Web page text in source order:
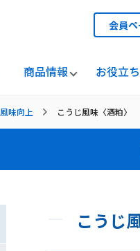
会員
商品情報 お役立
風味向上 こうじ風味〈酒粕〉
こうじ